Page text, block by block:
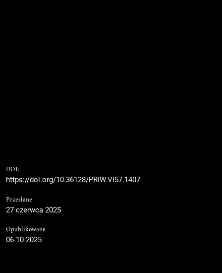
DOI:
https://doi.org/10.36128/PRIW.VI57.1407
Przesłane
27 czerwca 2025
Opublikowane
06-10-2025